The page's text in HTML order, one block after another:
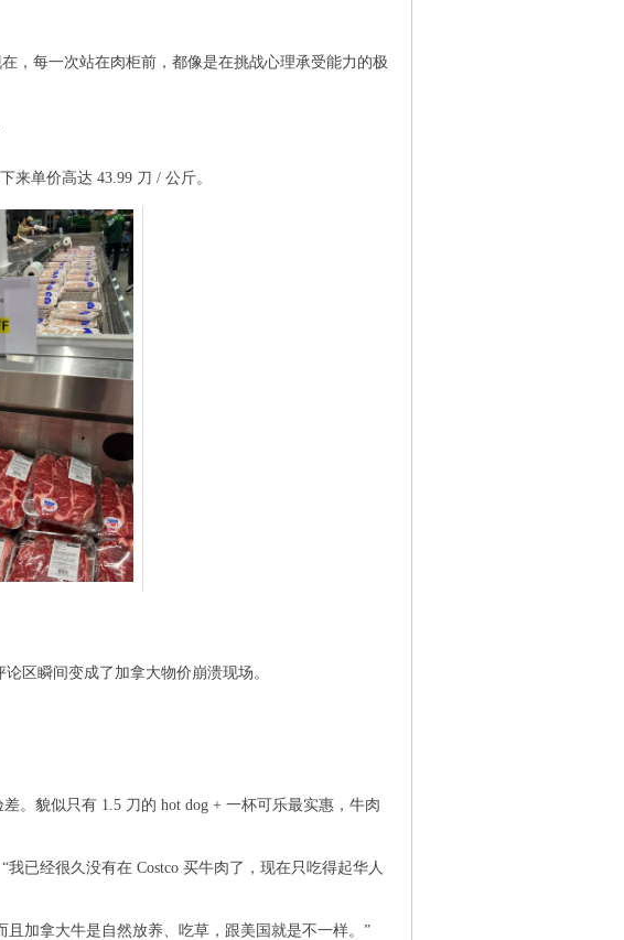
，每一次站在肉柜前，都像是在挑战心理承受能力的极
来单价高达 43.99 刀 / 公斤。
区瞬间变成了加拿大物价崩溃现场。
。貌似只有 1.5 刀的 hot dog + 一杯可乐最实惠，牛肉
已经很久没有在 Costco 买牛肉了，现在只吃得起华人
加拿大牛是自然放养、吃草，跟美国就是不一样。”